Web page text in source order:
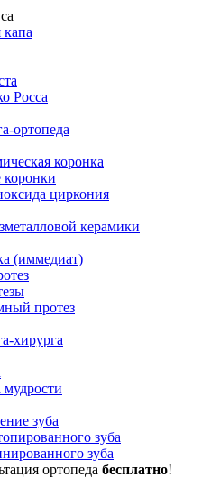
капа
Росса
ортопеда
коронка
коронки
циркония
керамики
(иммедиат)
протез
хирурга
мудрости
зуба
зуба
зуба
ортопеда бесплатно!